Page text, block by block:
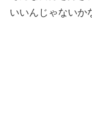
いいんじゃないか